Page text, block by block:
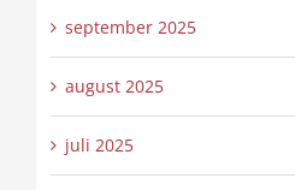
september 2025
august 2025
juli 2025